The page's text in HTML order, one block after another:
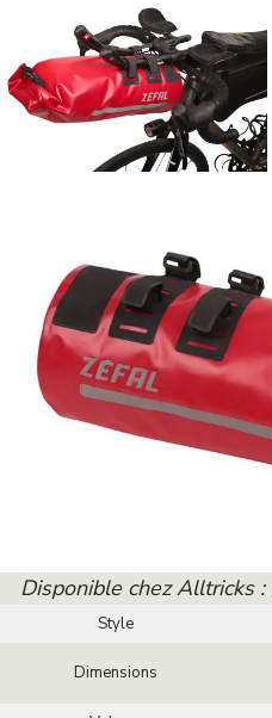
Disponible chez Alltricks :
Style
Dimensions